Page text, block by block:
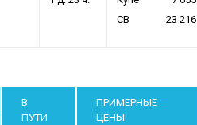
СВ
23 216
В
ПУТИ
ПРИМЕРНЫЕ
ЦЕНЫ